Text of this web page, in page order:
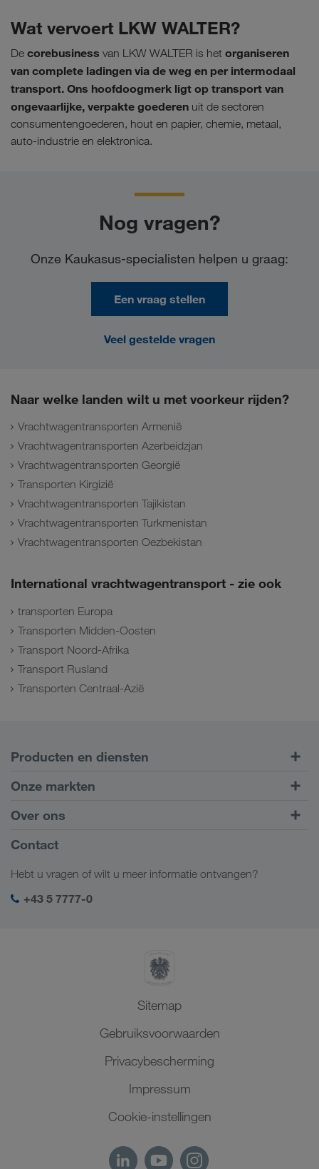
Wat vervoert LKW WALTER?
De corebusiness van LKW WALTER is het organiseren
van complete ladingen via de weg en per intermodaal
transport. Ons hoofdoogmerk ligt op transport van
ongevaarlijke, verpakte goederen uit de sectoren
consumentengoederen, hout en papier, chemie, metaal,
auto-industrie en elektronica.
Nog vragen?
Onze Kaukasus-specialisten helpen u graag:
Een vraag stellen
Veel gestelde vragen
Naar welke landen wilt u met voorkeur rijden?
Vrachtwagentransporten Armenië
Vrachtwagentransporten Azerbeidzjan
Vrachtwagentransporten Georgië
Transporten Kirgizië
Vrachtwagentransporten Tajikistan
Vrachtwagentransporten Turkmenistan
Vrachtwagentransporten Oezbekistan
International vrachtwagentransport - zie ook
transporten Europa
Transporten Midden-Oosten
Transport Noord-Afrika
Transport Rusland
Transporten Centraal-Azië
Producten en diensten
Transport over de weg
Klantenportaal CONNECT
Digitale oplossingen
Onze markten
Europa
Kaukasus
Centraal-Azië
Midden-Oosten
Over ons
Bedrijfsinformatie
Sociale verantwoordelijkheid
SHEQ-management
Contact
Hebt u vragen of wilt u meer informatie ontvangen?
+43 5 7777-0
Sitemap
Gebruiksvoorwaarden
Privacybescherming
Impressum
Cookie-instellingen